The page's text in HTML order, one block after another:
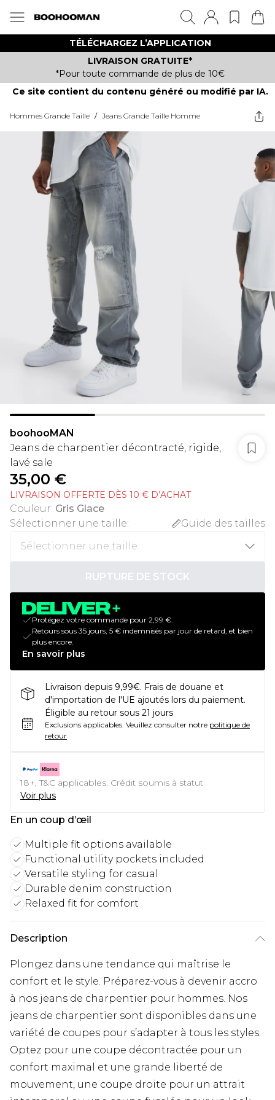
TÉLÉCHARGEZ L’APPLICATION
LIVRAISON GRATUITE*
*Pour toute commande de plus de 10€
Ce site contient du contenu généré ou modifié par IA.
Hommes Grande Taille / Jeans Grande Taille Homme
boohooMAN
Jeans de charpentier décontracté, rigide,
lavé sale
35,00 €
LIVRAISON OFFERTE DÈS 10 € D’ACHAT
Couleur: Gris Glace
Sélectionner une taille: Guide des tailles
RUPTURE DE STOCK
Protégez votre commande pour 2,99 €.
Retours sous 35 jours, 5 € indemnisés par jour de retard, et bien
plus encore.
En savoir plus
Livraison depuis 9,99€. Frais de douane et
d'importation de l'UE ajoutés lors du paiement.
Éligible au retour sous 21 jours
Exclusions applicables. Veuillez consulter notre politique de
retour
18+, T&C applicables. Crédit soumis à statut
Voir plus
En un coup d’œil
Multiple fit options available
Functional utility pockets included
Versatile styling for casual
Durable denim construction
Relaxed fit for comfort
Description
Plongez dans une tendance qui maîtrise le
confort et le style. Préparez-vous à devenir accro
à nos jeans de charpentier pour hommes. Nos
jeans de charpentier sont disponibles dans une
variété de coupes pour s’adapter à tous les styles.
Optez pour une coupe décontractée pour un
confort maximal et une grande liberté de
mouvement, une coupe droite pour un attrait